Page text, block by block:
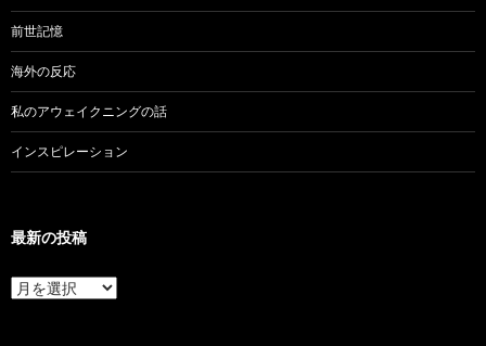
前世記憶
海外の反応
私のアウェイクニングの話
インスピレーション
最新の投稿
最
新